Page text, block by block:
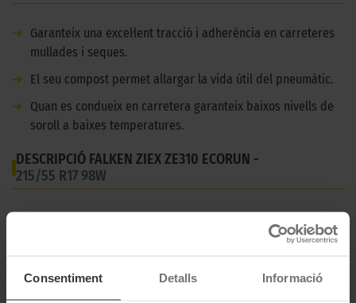
Consentiment Detalls Informació
➜
Garanteix una excel·lent tracció i adherència en carreteres
mullades i seques.
➜
El seu compost permet allargar la vida útil del pneumàtic.
➜
Quan es condueix en carretera garanteix baixos nivells de
soroll a baixes temperatures.
DESCRIPCIÓ FALKEN ZIEX ZE310 ECORUN -
215/55 R17 98W
cotxes de tipus turisme que ofereix l'últim en tecnologia d'alt
resistència a l'aquaplaning, distància de frenada curta, desgast